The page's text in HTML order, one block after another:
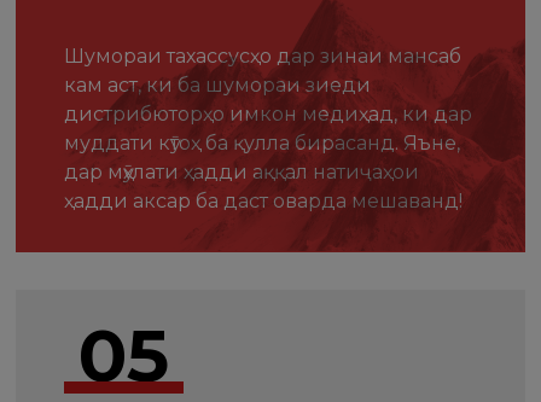
Шумораи тахассусҳо дар зинаи мансаб
кам аст, ки ба шумораи зиеди
дистрибюторҳо имкон медиҳад, ки дар
муддати кӯтоҳ ба қулла бирасанд. Яъне,
дар мӯҳлати ҳадди аққал натиҷаҳои
ҳадди аксар ба даст оварда мешаванд!
05